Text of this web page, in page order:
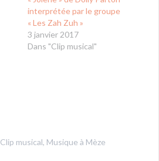
interprétée par le groupe
« Les Zah Zuh »
3 janvier 2017
Dans "Clip musical"
Clip musical, Musique à Mèze